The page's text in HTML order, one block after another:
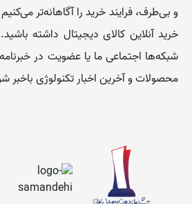
و بی‌طرف، فرایند خرید را آگاهانه‌تر
خرید آنلاین کالای دیجیتال داشته
شبکه‌ها اجتماعی ما یا عضویت در
محصولات و آخرین اخبار تکنولوژی باخبر